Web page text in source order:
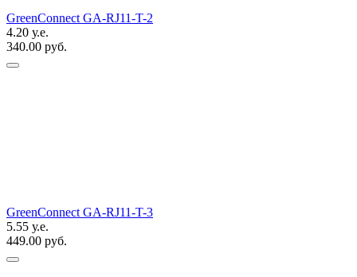
GreenConnect GA-RJ11-T-2
4.20 у.е.
340.00 руб.
GreenConnect GA-RJ11-T-3
5.55 у.е.
449.00 руб.